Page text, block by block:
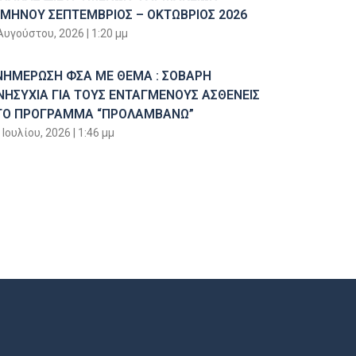
ΣΕΠΤΕΜΒΡΙΟΣ – ΟΚΤΩΒΡΙΟΣ 2026
2026 1:20 μμ
ΦΣΑ ΜΕ ΘΕΜΑ : ΣΟΒΑΡΗ
ΓΙΑ ΤΟΥΣ ΕΝΤΑΓΜΕΝΟΥΣ ΑΣΘΕΝΕΙΣ
ΠΡΟΓΡΑΜΜΑ “ΠΡΟΛΑΜΒΑΝΩ”
Ιουλίου, 2026 1:46 μμ